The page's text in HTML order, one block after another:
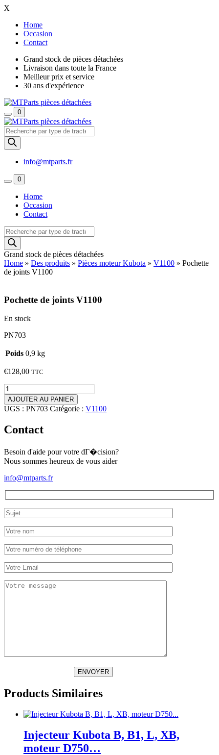
X
Home
Occasion
Contact
Grand stock de pièces détachées
Livraison dans toute la France
Meilleur prix et service
30 ans d'expérience
0
Recherche
de
produits
info@mtparts.fr
0
Home
Occasion
Contact
Recherche
de
produits
Grand stock de pièces détachées
Home » Des produits » Pièces moteur Kubota » V1100 » Pochette
de joints V1100
Pochette de joints V1100
En stock
PN703
Poids 0,9 kg
€128,00 TTC
quantité
de
Pochette
de
V1100
AJOUTER AU PANIER
UGS : PN703 Catégorie : V1100
Contact
Besoin d'aide pour votre dГ�cision?
Nous sommes heureux de vous aider
info@mtparts.fr
ENVOYER
Products Similaires
Injecteur Kubota B, B1, L, XB,
moteur D750…